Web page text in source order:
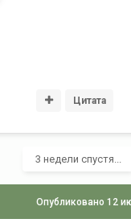
Цитата
3 недели спустя...
Опубликовано12